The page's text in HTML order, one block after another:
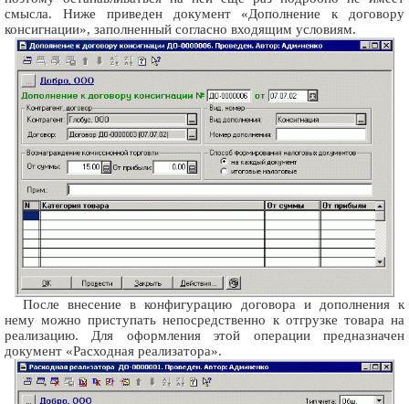
смысла. Ниже приведен документ «Дополнение к договору
консигнации», заполненный согласно входящим условиям.
После внесение в конфигурацию договора и дополнения к
нему можно приступать непосредственно к отгрузке товара на
реализацию. Для оформления этой операции предназначен
документ «Расходная реализатора».